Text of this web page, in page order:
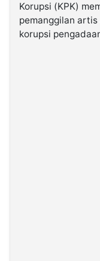
Korupsi (KPK)
pemanggilan artis
korupsi